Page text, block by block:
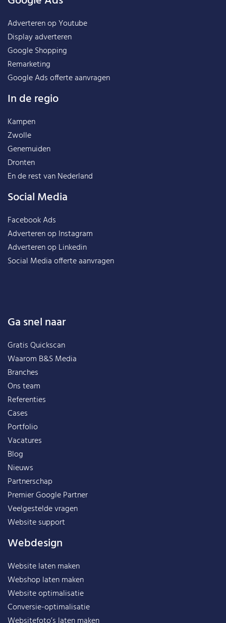
Adverteren op Youtube
Display adverteren
Google Shopping
Remarketing
Google Ads offerte aanvragen
In de regio
Kampen
Zwolle
Genemuiden
Dronten
En de rest vanNederland
Social Media
Facebook Ads
Adverteren op Instagram
Adverteren op Linkedin
Social Media offerte aanvragen
Ga snel naar
Gratis Quickscan
Waarom B&S Media
Branches
Ons team
Referenties
Cases
Portfolio
Vacatures
Blog
Nieuws
Partnerschap
Premier Google Partner
Veelgestelde vragen
Website support
Webdesign
Website laten maken
Webshop laten maken
Website optimalisatie
Conversie-optimalisatie